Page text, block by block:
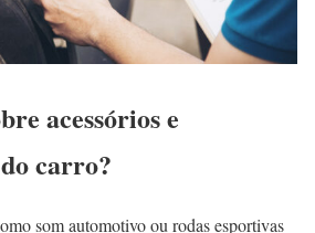
acessórios e
carro?
som automotivo ou rodas esportivas